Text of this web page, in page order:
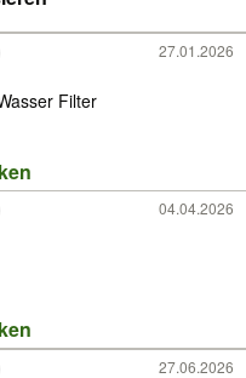
27.01.2026
Filter
04.04.2026
27.06.2026